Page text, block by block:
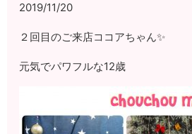
2019/11/20
２回目のご来店ココアちゃん✨
元気でパワフルな12歳